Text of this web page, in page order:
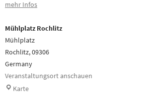
Treffen
Rochlitz
mehr Infos
Mühlplatz Rochlitz
Mühlplatz
Rochlitz,09306
Germany
Veranstaltungsort anschauen
KarteMühlplatz